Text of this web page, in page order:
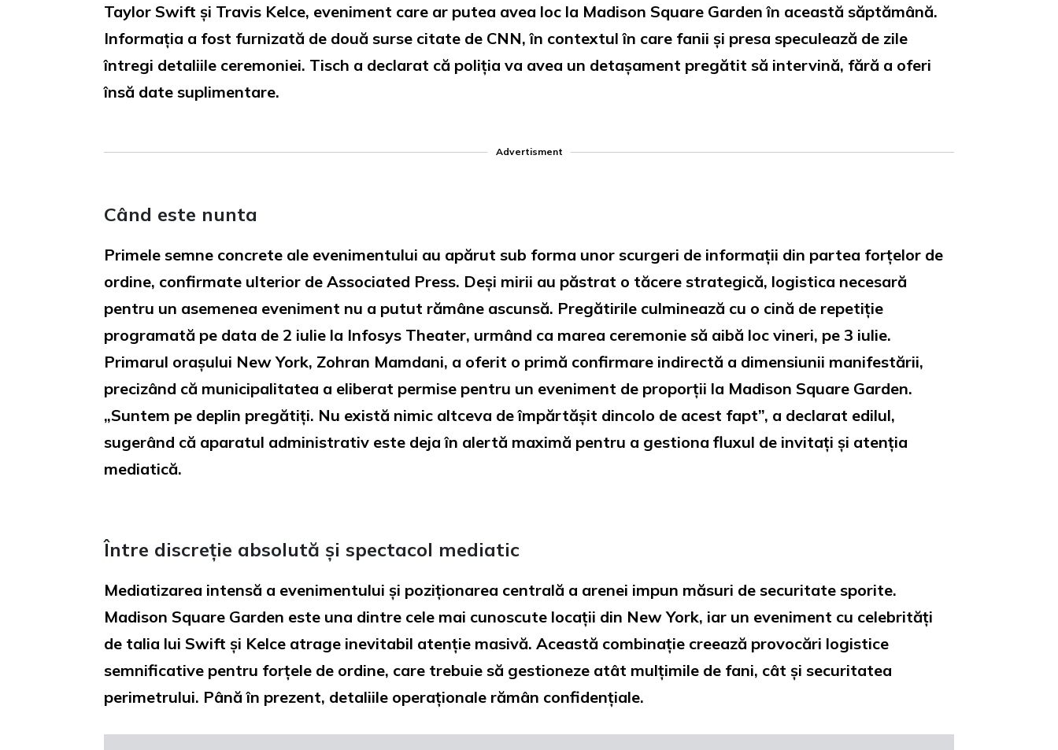
Taylor Swift și Travis Kelce, eveniment care ar putea avea loc la Madison Square Garden în această săptămână.
Informația a fost furnizată de două surse citate de CNN, în contextul în care fanii și presa speculează de zile
întregi detaliile ceremoniei. Tisch a declarat că poliția va avea un detașament pregătit să intervină, fără a oferi
însă date suplimentare.
Advertisment
Când este nunta
Primele semne concrete ale evenimentului au apărut sub forma unor scurgeri de informații din partea forțelor de
ordine, confirmate ulterior de Associated Press. Deși mirii au păstrat o tăcere strategică, logistica necesară
pentru un asemenea eveniment nu a putut rămâne ascunsă. Pregătirile culminează cu o cină de repetiție
programată pe data de 2 iulie la Infosys Theater, urmând ca marea ceremonie să aibă loc vineri, pe 3 iulie.
Primarul orașului New York, Zohran Mamdani, a oferit o primă confirmare indirectă a dimensiunii manifestării,
precizând că municipalitatea a eliberat permise pentru un eveniment de proporții la Madison Square Garden.
„Suntem pe deplin pregătiți. Nu există nimic altceva de împărtășit dincolo de acest fapt”, a declarat edilul,
sugerând că aparatul administrativ este deja în alertă maximă pentru a gestiona fluxul de invitați și atenția
mediatică.
Între discreție absolută și spectacol mediatic
Mediatizarea intensă a evenimentului și poziționarea centrală a arenei impun măsuri de securitate sporite.
Madison Square Garden este una dintre cele mai cunoscute locații din New York, iar un eveniment cu celebrități
de talia lui Swift și Kelce atrage inevitabil atenție masivă. Această combinație creează provocări logistice
semnificative pentru forțele de ordine, care trebuie să gestioneze atât mulțimile de fani, cât și securitatea
perimetrului. Până în prezent, detaliile operaționale rămân confidențiale.